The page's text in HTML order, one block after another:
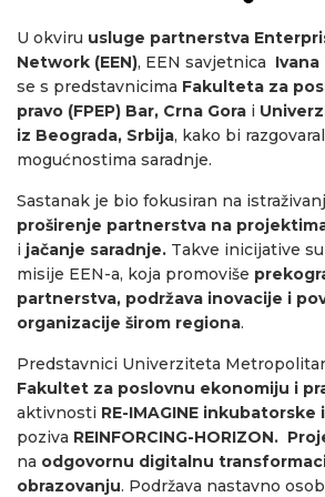
U okviru usluge partnerstva
Network (EEN), EEN savjetnica Ivana
se s predstavnicima Fakulteta za
pravo (FPEP) Bar, Crna Gora i
iz Beograda, Srbija, kako bi
mogućnostima saradnje.
Sastanak je bio fokusiran na
proširenje partnerstva na
i jačanje saradnje. Takve inicijative
misije EEN-a, koja promoviše
partnerstva, podržava inovacije i
organizacije širom regiona.
Predstavnici Univerziteta
Fakultet za poslovnu ekonomiju i
aktivnosti RE-IMAGINE
poziva REINFORCING-HORIZON.
na odgovornu digitalnu
obrazovanju. Podržava nastavno